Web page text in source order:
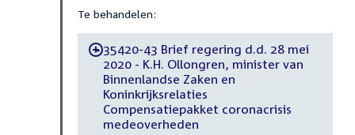
Te behandelen:
-35420-43 Brief regering d.d. 28 mei
2020 - K.H. Ollongren, minister van
Binnenlandse Zaken en
Koninkrijksrelaties
Compensatiepakket coronacrisis
medeoverheden